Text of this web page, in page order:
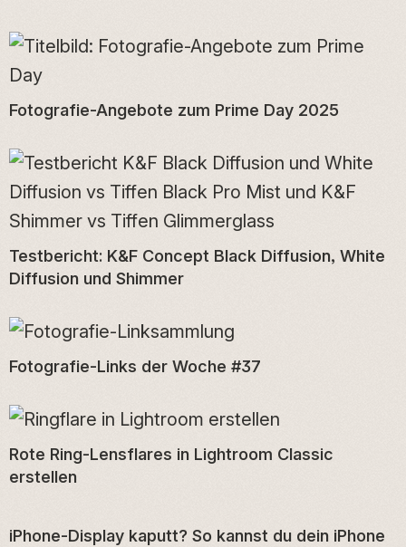
Fotografie-Angebote zum Prime Day 2025
Testbericht: K&F Concept Black Diffusion, White
Diffusion und Shimmer
Fotografie-Links der Woche #37
Rote Ring-Lensflares in Lightroom Classic
erstellen
iPhone-Display kaputt? So kannst du dein iPhone